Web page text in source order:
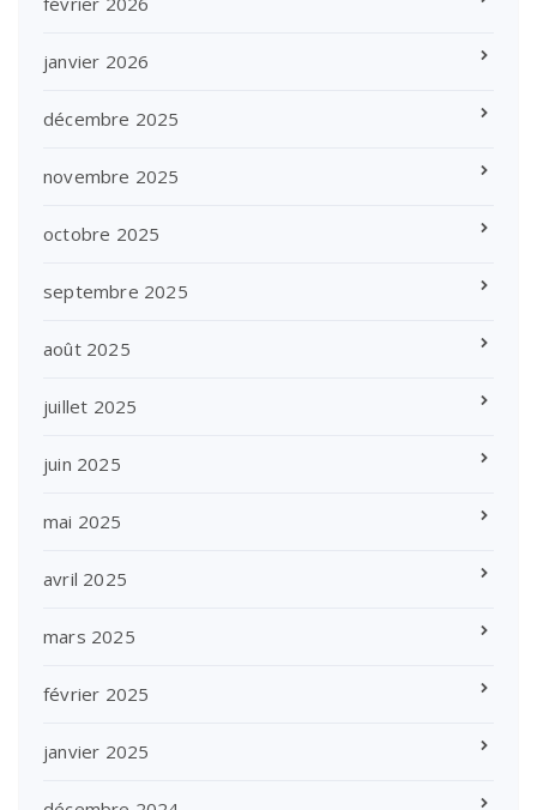
janvier 2026
décembre 2025
novembre 2025
octobre 2025
septembre 2025
août 2025
juillet 2025
juin 2025
mai 2025
avril 2025
mars 2025
février 2025
janvier 2025